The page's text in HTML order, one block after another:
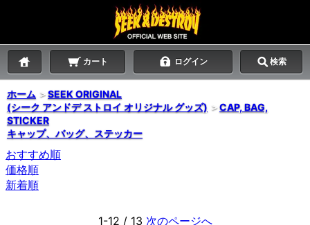
カート ログイン 検索
ホーム ＞SEEK ORIGINAL
(シーク アンドデ ストロイ オリジナル グッズ) ＞CAP, BAG,
STICKER
キャップ、バッグ、ステッカー
おすすめ順
価格順
新着順
1-12 / 13 次のページへ